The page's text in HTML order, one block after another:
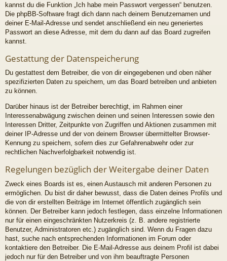
kannst du die Funktion „Ich habe mein Passwort vergessen“ benutzen.
Die phpBB-Software fragt dich dann nach deinem Benutzernamen und
deiner E-Mail-Adresse und sendet anschließend ein neu generiertes
Passwort an diese Adresse, mit dem du dann auf das Board zugreifen
kannst.
Gestattung der Datenspeicherung
Du gestattest dem Betreiber, die von dir eingegebenen und oben näher
spezifizierten Daten zu speichern, um das Board betreiben und anbieten
zu können.
Darüber hinaus ist der Betreiber berechtigt, im Rahmen einer
Interessenabwägung zwischen deinen und seinen Interessen sowie den
Interessen Dritter, Zeitpunkte von Zugriffen und Aktionen zusammen mit
deiner IP-Adresse und der von deinem Browser übermittelter Browser-
Kennung zu speichern, sofern dies zur Gefahrenabwehr oder zur
rechtlichen Nachverfolgbarkeit notwendig ist.
Regelungen bezüglich der Weitergabe deiner Daten
Zweck eines Boards ist es, einen Austausch mit anderen Personen zu
ermöglichen. Du bist dir daher bewusst, dass die Daten deines Profils und
die von dir erstellten Beiträge im Internet öffentlich zugänglich sein
können. Der Betreiber kann jedoch festlegen, dass einzelne Informationen
nur für einen eingeschränkten Nutzerkreis (z. B. andere registrierte
Benutzer, Administratoren etc.) zugänglich sind. Wenn du Fragen dazu
hast, suche nach entsprechenden Informationen im Forum oder
kontaktiere den Betreiber. Die E-Mail-Adresse aus deinem Profil ist dabei
jedoch nur für den Betreiber und von ihm beauftragte Personen